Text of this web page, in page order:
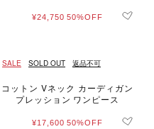
¥24,750 50%OFF
SALE SOLD OUT 返品不可
コットン Vネック カーディガン
プレッション ワンピース
¥17,600 50%OFF